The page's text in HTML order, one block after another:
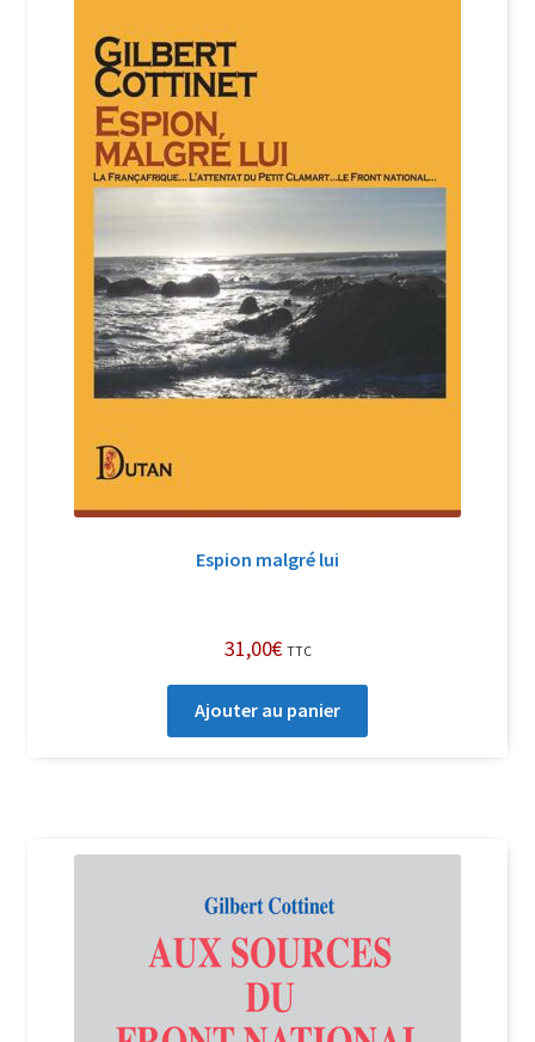
Espion malgré lui
31,00€ TTC
Ajouter au panier